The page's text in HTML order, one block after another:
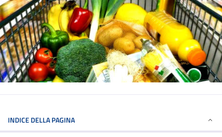
INDICE DELLA PAGINA